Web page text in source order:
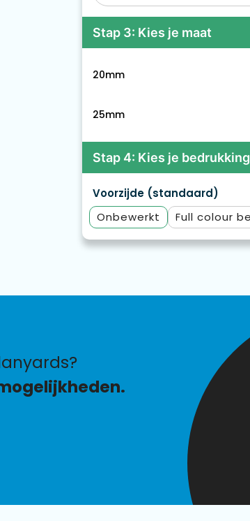
Stap 3: Kies je maat
20mm
25mm
Stap 4: Kies je bedrukking
Voorzijde (standaard)
Onbewerkt
Full colour